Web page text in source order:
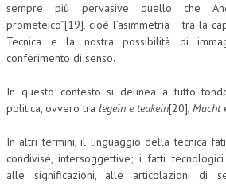
sempre più pervasive quello che
prometeico”[19], cioè l’asimmetria tra la
Tecnica e la nostra possibilità di
conferimento di senso.
In questo contesto si delinea a tutto
politica, ovvero tra legein e teukein[20], Macht
In altri termini, il linguaggio della tecnica
condivise, intersoggettive; i fatti
alle significazioni, alle articolazioni di